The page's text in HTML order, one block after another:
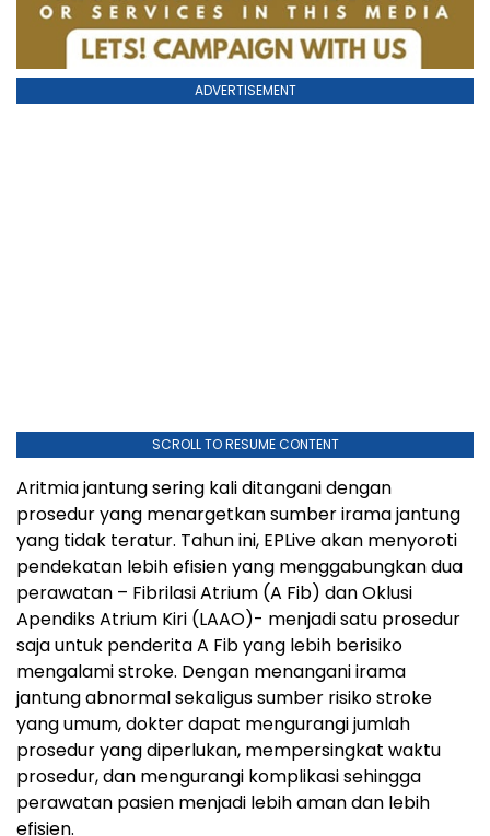
ADVERTISEMENT
SCROLL TO RESUME CONTENT
Aritmia jantung sering kali ditangani dengan
prosedur yang menargetkan sumber irama jantung
yang tidak teratur. Tahun ini, EPLive akan menyoroti
pendekatan lebih efisien yang menggabungkan dua
perawatan – Fibrilasi Atrium (A Fib) dan Oklusi
Apendiks Atrium Kiri (LAAO)- menjadi satu prosedur
saja untuk penderita A Fib yang lebih berisiko
mengalami stroke. Dengan menangani irama
jantung abnormal sekaligus sumber risiko stroke
yang umum, dokter dapat mengurangi jumlah
prosedur yang diperlukan, mempersingkat waktu
prosedur, dan mengurangi komplikasi sehingga
perawatan pasien menjadi lebih aman dan lebih
efisien.